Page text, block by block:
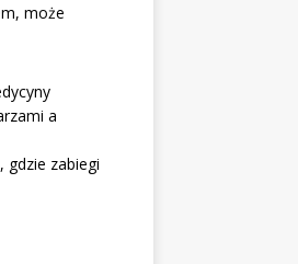
może
a
gdzie zabiegi